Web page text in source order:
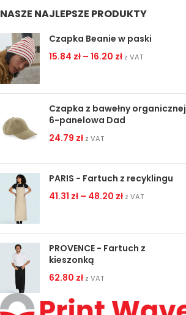
NASZE NAJLEPSZE PRODUKTY
Czapka Beanie w paski
15.84 zł – 16.20 zł z VAT
Czapka z bawełny organicznej
6-panelowa Dad
24.79 zł z VAT
PARIS - Fartuch z recyklingu
41.31 zł – 48.20 zł z VAT
PROVENCE - Fartuch z
kieszonką
62.80 zł z VAT